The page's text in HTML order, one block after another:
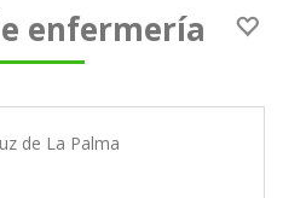
enfermería
de La Palma